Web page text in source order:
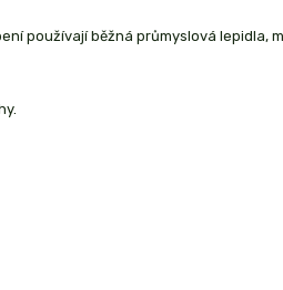
používají běžná průmyslová lepidla,